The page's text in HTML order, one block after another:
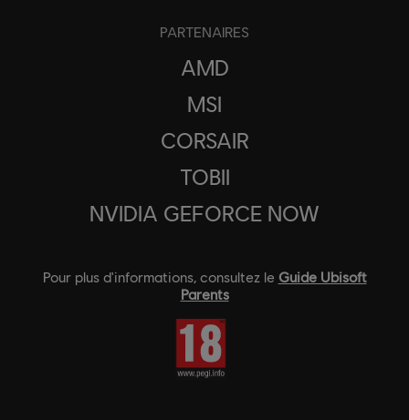
PARTENAIRES
AMD
MSI
CORSAIR
TOBII
NVIDIA GEFORCE NOW
Pour plus d'informations, consultez le Guide Ubisoft
Parents